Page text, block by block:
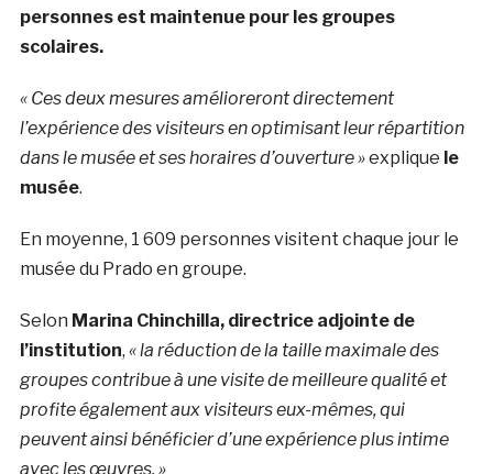
personnes est maintenue pour les groupes
scolaires.
« Ces deux mesures amélioreront directement
l’expérience des visiteurs en optimisant leur répartition
dans le musée et ses horaires d’ouverture »explique le
musée.
En moyenne, 1 609 personnes visitent chaque jour le
musée du Prado en groupe.
Selon Marina Chinchilla, directrice adjointe de
l’institution, « la réduction de la taille maximale des
groupes contribue à une visite de meilleure qualité et
profite également aux visiteurs eux-mêmes, qui
peuvent ainsi bénéficier d’une expérience plus intime
avec les œuvres. »